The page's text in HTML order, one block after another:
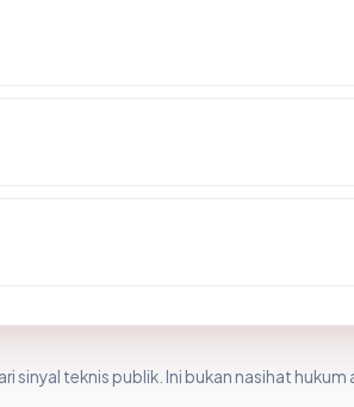
sinyal teknis publik. Ini bukan nasihat hukum